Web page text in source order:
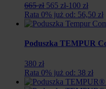
665 zł Pierwotna
cena
wynosiła:
zł.
565 złAktualna
cena
wynosi:
zł.
-100 zł
Rata 0% już od: 56,50 zł
Poduszka TEMPUR
380 zł
Rata 0% już od: 38 zł